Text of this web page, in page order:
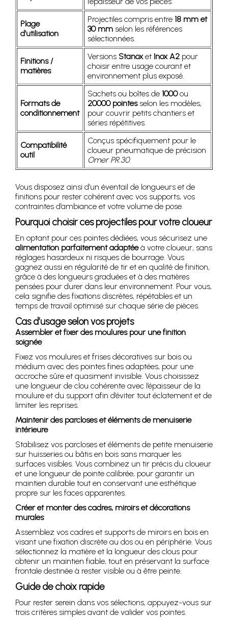
Plage
d’utilisation
Projectiles compris entre 18 mm et
30 mm selon les références
sélectionnées.
Finitions /
matières
Versions Stanoxet Inox A2 pour
choisir entre usage courant et
environnement plus exposé.
Formats de
conditionnement
Sachets ou boîtes de 1000ou
20000 pointesselon les modèles,
pour couvrir petits chantiers et
séries répétitives.
Compatibilité
outil
Conçus spécifiquement pour le
cloueur pneumatique de précision
Omer PR.30.
Vous disposez ainsi d’un éventail de longueurs et de
finitions pour rester cohérent avec vos supports, vos
contraintes d’ambiance et votre volume de pose.
Pourquoi choisir ces projectiles pour votre cloueur
En optant pour ces pointes dédiées, vous sécurisez une
alimentation parfaitement adaptéeà votre cloueur, sans
réglages hasardeux ni risques de bourrage. Vous
gagnez aussi en régularité de tir et en qualité de finition,
grâce à des longueurs graduées et à des matières
pensées pour durer dans leur environnement. Pour vous,
cela signifie des fixations discrètes, répétables et un
temps de travail optimisé sur chaque série de pièces.
Cas d’usage selon vos projets
Assembler et fixer des moulures pour une finition
soignée
Fixez vos moulures et frises décoratives sur bois ou
médium avec des pointes fines adaptées, pour une
accroche sûre et quasiment invisible. Vous choisissez
une longueur de clou cohérente avec l’épaisseur de la
moulure et du support afin d’éviter tout éclatement et de
limiter les reprises.
Maintenir des parcloses et éléments de menuiserie
intérieure
Stabilisez vos parcloses et éléments de petite menuiserie
sur huisseries ou bâtis en bois sans marquer les
surfaces visibles. Vous combinez un tir précis du cloueur
et une longueur de pointe calibrée, pour garantir un
maintien durable tout en conservant une esthétique
propre sur les faces apparentes.
Créer et monter des cadres, miroirs et décorations
murales
Assemblez vos cadres et supports de miroirs en bois en
visant une fixation discrète au dos ou en périphérie. Vous
sélectionnez la matière et la longueur des clous pour
obtenir un maintien fiable, tout en préservant la surface
frontale destinée à rester visible ou à être peinte.
Guide de choix rapide
Pour rester serein dans vos sélections, appuyez-vous sur
trois critères simples avant de valider vos pointes.